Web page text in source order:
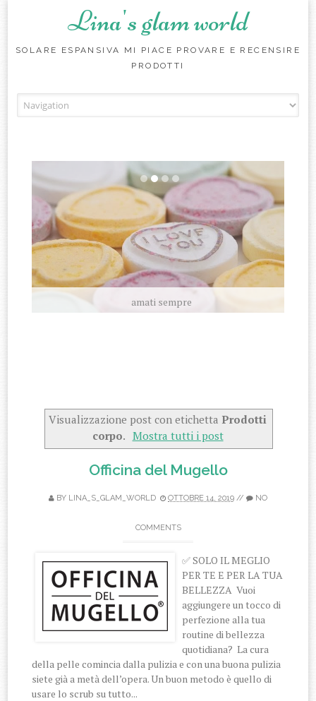
Lina's glam world
SOLARE ESPANSIVA MI PIACE PROVARE E RECENSIRE
PRODOTTI
amati sempre
Visualizzazione post con etichetta Prodotti
corpo. Mostra tutti i post
Officina del Mugello
BY LINA_S_GLAM_WORLD OTTOBRE 14, 2019 // NO
COMMENTS
✅ SOLO IL MEGLIO
PER TE E PER LA TUA
BELLEZZA Vuoi
aggiungere un tocco di
perfezione alla tua
routine di bellezza
quotidiana? La cura
della pelle comincia dalla pulizia e con una buona pulizia
siete già a metà dell’opera. Un buon metodo è quello di
usare lo scrub su tutto...